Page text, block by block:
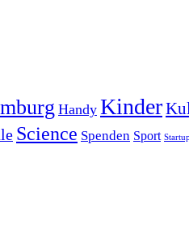
Handy Kinder
Science Spenden Sport Startup